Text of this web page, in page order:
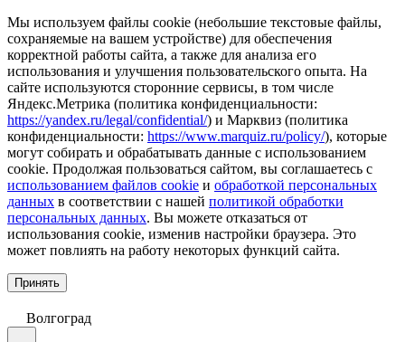
Мы используем файлы cookie (небольшие текстовые файлы,
сохраняемые на вашем устройстве) для обеспечения
корректной работы сайта, а также для анализа его
использования и улучшения пользовательского опыта. На
сайте используются сторонние сервисы, в том числе
Яндекс.Метрика (политика конфиденциальности:
https://yandex.ru/legal/confidential/) и Марквиз (политика
конфиденциальности: https://www.marquiz.ru/policy/), которые
могут собирать и обрабатывать данные с использованием
cookie. Продолжая пользоваться сайтом, вы соглашаетесь с
использованием файлов cookie и обработкой персональных
данных в соответствии с нашей политикой обработки
персональных данных. Вы можете отказаться от
использования cookie, изменив настройки браузера. Это
может повлиять на работу некоторых функций сайта.
Принять
Волгоград